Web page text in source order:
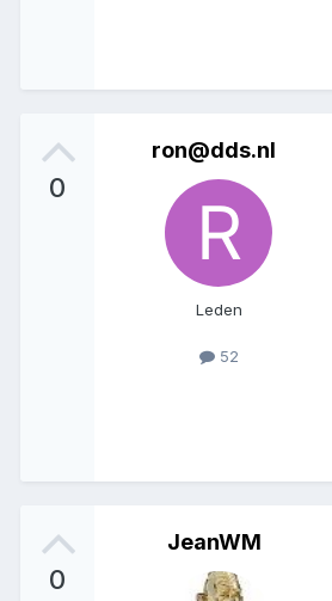
0
ron@dds.nl
Leden
52
0
JeanWM